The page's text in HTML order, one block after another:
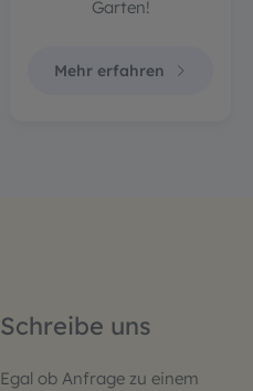
Garten!
Mehr erfahren
Schreibe uns
Egal ob Anfrage zu einem